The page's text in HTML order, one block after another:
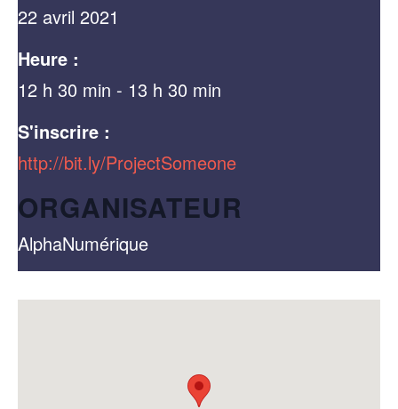
22 avril 2021
Heure :
12 h 30 min - 13 h 30 min
S'inscrire :
http://bit.ly/ProjectSomeone
ORGANISATEUR
AlphaNumérique